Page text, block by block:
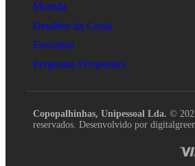
Morada
Detalhes da Conta
Favoritos
Perguntas Frequentes
Copopalhinhas, Unipessoal Lda. ©
reservados. Desenvolvido por